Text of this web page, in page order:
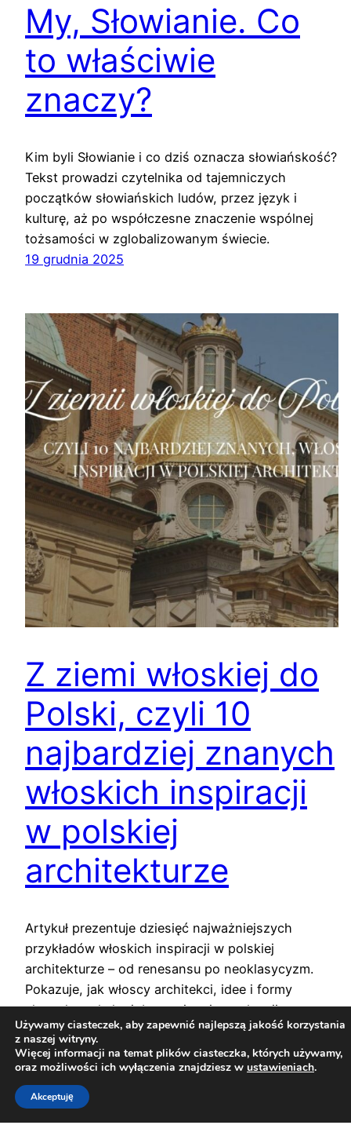
My, Słowianie. Co
to właściwie
znaczy?
Kim byli Słowianie i co dziś oznacza słowiańskość?
Tekst prowadzi czytelnika od tajemniczych
początków słowiańskich ludów, przez język i
kulturę, aż po współczesne znaczenie wspólnej
tożsamości w zglobalizowanym świecie.
19 grudnia 2025
Z ziemi włoskiej do
Polski, czyli 10
najbardziej znanych
włoskich inspiracji
w polskiej
architekturze
Artykuł prezentuje dziesięć najważniejszych
przykładów włoskich inspiracji w polskiej
architekturze – od renesansu po neoklasycyzm.
Pokazuje, jak włoscy architekci, idee i formy
ukształtowały krajobraz miast i rezydencji
Rzeczypospolitej.
15 grudnia 2025
Używamy ciasteczek, aby zapewnić najlepszą jakość korzystania
z naszej witryny.
Więcej informacji na temat plików ciasteczka, których używamy,
oraz możliwości ich wyłączenia znajdziesz w ustawieniach.
Akceptuję